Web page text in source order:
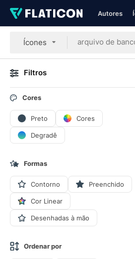
Autores
Ícones
Filtros
Cores
Preto Cores
Degradê
Formas
Contorno Preenchido
Cor Linear
Desenhadas à mão
Ordenar por